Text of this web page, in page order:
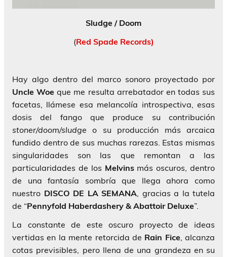
Sludge / Doom
(Red Spade Records)
Hay algo dentro del marco sonoro proyectado por
Uncle Woe que me resulta arrebatador en todas sus
facetas, llámese esa melancolía introspectiva, esas
dosis del fango que produce su contribución
stoner/doom/sludge o su producción más arcaica
fundido dentro de sus muchas rarezas. Estas mismas
singularidades son las que remontan a las
particularidades de los Melvinsmás oscuros, dentro
de una fantasía sombría que llega ahora como
nuestro DISCO DE LA SEMANA, gracias a la tutela
de “Pennyfold Haberdashery & Abattoir Deluxe”.
La constante de este oscuro proyecto de ideas
vertidas en la mente retorcida de Rain Fice, alcanza
cotas previsibles, pero llena de una grandeza en su